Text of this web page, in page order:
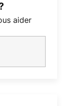
aider